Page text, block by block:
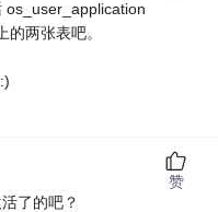
os_user_application
两张表吧。
了的吧？
赞